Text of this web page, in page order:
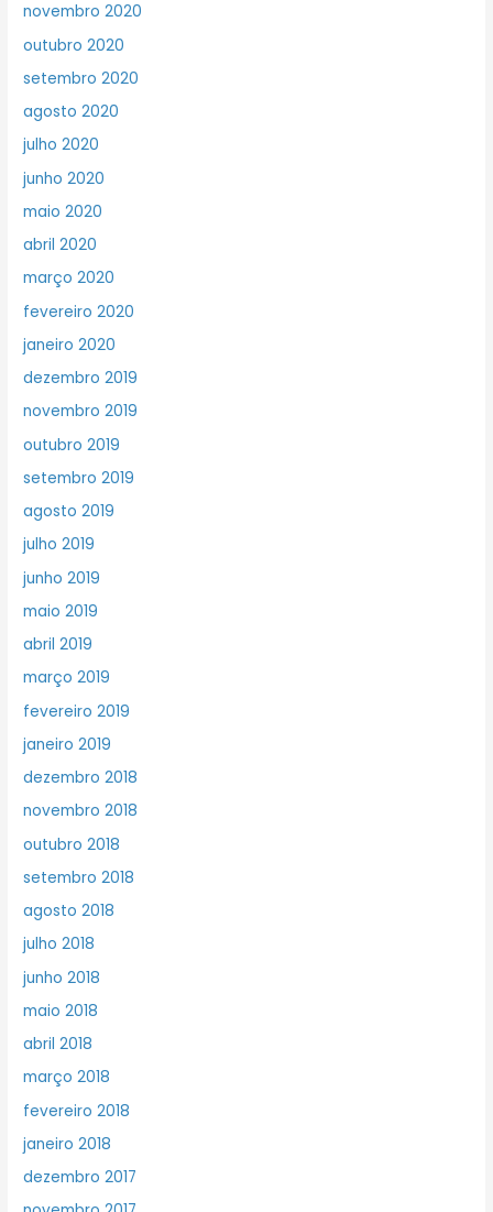
novembro 2020
outubro 2020
setembro 2020
agosto 2020
julho 2020
junho 2020
maio 2020
abril 2020
março 2020
fevereiro 2020
janeiro 2020
dezembro 2019
novembro 2019
outubro 2019
setembro 2019
agosto 2019
julho 2019
junho 2019
maio 2019
abril 2019
março 2019
fevereiro 2019
janeiro 2019
dezembro 2018
novembro 2018
outubro 2018
setembro 2018
agosto 2018
julho 2018
junho 2018
maio 2018
abril 2018
março 2018
fevereiro 2018
janeiro 2018
dezembro 2017